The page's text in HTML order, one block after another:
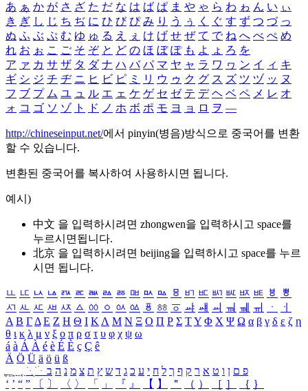
あ ぁ か が さ ざ た だ な は ば ぱ ま や ゃ ら わ ゎ ん い ぃ
き ぎ し じ ち ぢ に ひ び ぴ み り う ぅ く ぐ す ず つ づ っ
ぬ ふ ぶ ぷ む ゆ ゅ る え ぇ け げ せ ぜ て で ね へ べ ぺ め
れ お ぉ こ ご そ ぞ と ど の ほ ぼ ぽ も よ ょ ろ を
ア ァ カ サ ザ タ ダ ナ ハ バ パ マ ヤ ャ ラ ワ ヮ ン イ ィ キ
ギ シ ジ チ ヂ ニ ヒ ビ ピ ミ リ ウ ゥ ク グ ス ズ ツ ヅ ッ ヌ
フ ブ プ ム ユ ュ ル エ ェ ケ ゲ セ ゼ テ デ ヘ ベ ペ メ レ オ
ォ コ ゴ ソ ゾ ト ド ノ ホ ボ ポ モ ヨ ョ ロ ヲ ―
http://chineseinput.net/에서 pinyin(병음)방식으로 중국어를 변환
할 수 있습니다.
변환된 중국어를 복사하여 사용하시면 됩니다.
예시)
中文 을 입력하시려면 zhongwen을 입력하시고 space를
누르시면됩니다.
北京 을 입력하시려면 beijing을 입력하시고 space를 누르
시면 됩니다.
ㅥ ㅦ ㅧ ㅨ ㅩ ㅪ ㅫ ㅬ ㅭ ㅮ ㅯ ㅰ ㅱ ㅲ ㅳ ㅴ ㅵ ㅶ ㅷ ㅸ
ㅹ
ㅺ ㅻ ㅼ ㅽ ㅾ ㅿ ㆀ ㆁ ㆂ ㆃ ㆄ ㆅ ㆆ ㆇ ㆈ ㆉ ㆊ ㆋ ㆌ ㆍ
ㆎ
Α Β ΓΔ Ε Ζ Η Θ Ι ΚΛ Μ Ν Ξ Ο Π Ρ Σ ΤΥ Φ Χ Ψ Ω α β γ δ ε ζ η
θ ι κ λ μ ν ξ ο π ρ σ τ υ φ χ ψ ω
á à Á À é è É È ç Ç ê
Ä Ö Ü ä ö ü ß
ִֶֹ ֻּ ׁׂ פ ם ן ו ט א ר ק ף ך ל ח י ע כ ג ד ש ץ ת צ מ נ ה ב
‘ ’ “ ” 〔 〕 〈 〉 「 」 『 』 【 】 ＂ （ ） ［ ］ ｛ ｝